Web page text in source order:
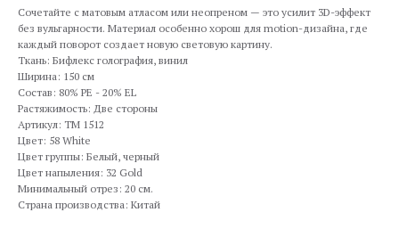
Сочетайте с матовым атласом или неопреном — это усилит 3D-эффект
без вульгарности. Материал особенно хорош для motion-дизайна, где
каждый поворот создает новую световую картину.
Ткань: Бифлекс голография, винил
Ширина: 150 см
Состав: 80% PE - 20% EL
Растяжимость: Две стороны
Артикул: TM 1512
Цвет: 58 White
Цвет группы: Белый, черный
Цвет напыления: 32 Gold
Минимальный отрез: 20 см.
Страна производства: Китай